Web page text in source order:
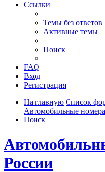
Ссылки
Темы без ответов
Активные темы
Поиск
FAQ
Вход
Регистрация
На главную Список
Автомобильные
Поиск
России